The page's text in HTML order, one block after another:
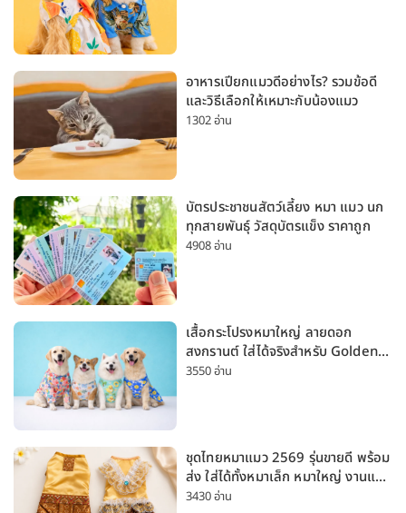
อาหารเปียกแมวดีอย่างไร? รวมข้อดี
และวิธีเลือกให้เหมาะกับน้องแมว
1302 อ่าน
บัตรประชาชนสัตว์เลี้ยง หมา แมว นก
ทุกสายพันธุ์ วัสดุบัตรแข็ง ราคาถูก
4908 อ่าน
เสื้อกระโปรงหมาใหญ่ ลายดอก
สงกรานต์ ใส่ได้จริงสำหรับ Golden
Husky Labrador [อัปเดต 2026]
3550 อ่าน
ชุดไทยหมาแมว 2569 รุ่นขายดี พร้อม
ส่ง ใส่ได้ทั้งหมาเล็ก หมาใหญ่ งานแต่ง
สงกรานต์ ลอยกระทง
3430 อ่าน